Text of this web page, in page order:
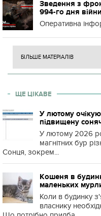
Зведення з
994-го дня
Оперативна
БІЛЬШЕ МАТЕРІАЛІВ
ЩЕ ЦІКАВЕ
У лютому
підвищену
У лютому 2026
магнітних бур
Сонця, зокрем...
Кошеня в
маленьких
Коли в будинку
власнику